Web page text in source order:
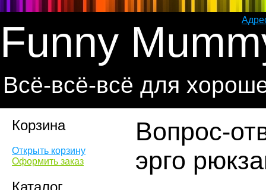
Funny
Всё-всё-всё для
Корзина
Открыть корзину
Оформить заказ
Каталог
Вопрос-
эрго